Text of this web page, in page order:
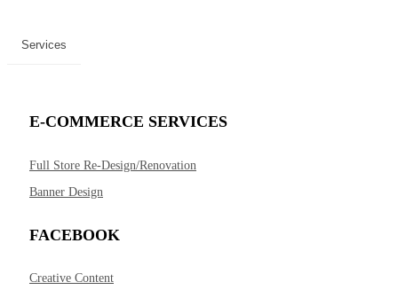
Services
E-COMMERCE SERVICES
Full Store Re-Design/Renovation
Banner Design
FACEBOOK
Creative Content